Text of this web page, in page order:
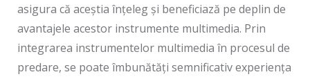
asigura că aceștia înțeleg și beneficiază pe deplin de
avantajele acestor instrumente multimedia. Prin
integrarea instrumentelor multimedia în procesul de
predare, se poate îmbunătăți semnificativ experiența